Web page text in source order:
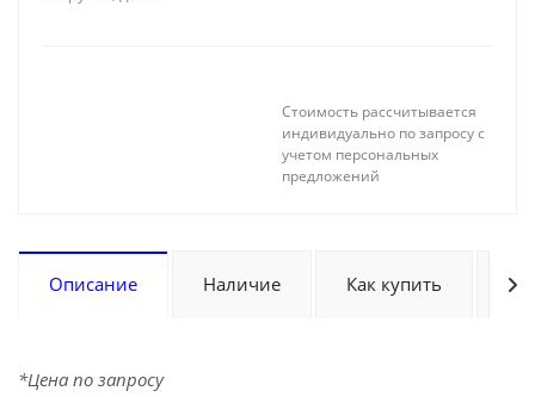
Стоимость рассчитывается
индивидуально по запросу с
учетом персональных
предложений
Описание Наличие Как купить
*Цена по запросу